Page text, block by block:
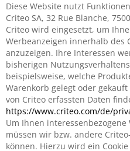
Diese Website nutzt
Criteo SA, 32 Rue Blanche,
Criteo wird eingesetzt, um
Werbeanzeigen innerhalb des
anzuzeigen. Ihre Interessen
bisherigen
beispielsweise, welche
Warenkorb gelegt oder
von Criteo erfassten Daten
https://www.criteo.com/de/
Um Ihnen
müssen wir bzw. andere
können. Hierzu wird ein